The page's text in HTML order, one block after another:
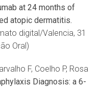
at 24 months of
atopic dermatitis.
digital/Valencia, 31
Oral)
F, Coelho P, Rosa
Diagnosis: a 6-